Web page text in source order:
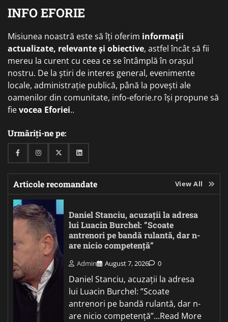
INFO EFORIE
Misiunea noastră este să îți oferim informații
actualizate, relevante și obiective, astfel încât să fii
mereu la curent cu ceea ce se întâmplă în orașul
nostru. De la știri de interes general, evenimente
locale, administrație publică, până la povești ale
oamenilor din comunitate, info-eforie.ro își propune să
fievocea Eforiei..
Urmăriți-ne pe:
FacebookInstagramTwitterLinkedin
Articole recomandate View All
Daniel Stanciu, acuzații la adresa
lui Luacin Burchel: ”Scoate
antrenori pe bandă rulantă, dar n-
are nicio competență”
Admin August 7, 2026 0
Daniel Stanciu, acuzații la adresa
lui Luacin Burchel: ”Scoate
antrenori pe bandă rulantă, dar n-
are nicio competență”...Read More